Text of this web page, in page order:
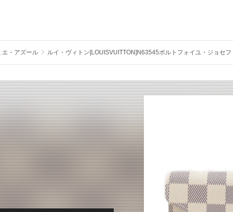
エ・アズール ルイ・ヴィトン[LOUISVUITTON]N63545ポルトフォイユ・ジョセフ